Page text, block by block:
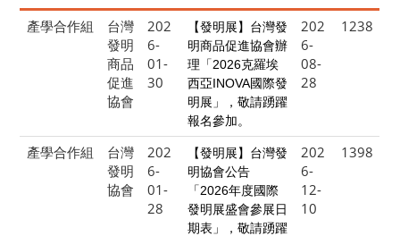
產學合作組
台灣
發明
商品
促進
協會
202
6-
01-
30
【發明展】台灣發
明商品促進協會辦
理「2026克羅埃
西亞INOVA國際發
明展」，敬請踴躍
報名參加。
202
6-
08-
28
1238
產學合作組
台灣
發明
協會
202
6-
01-
28
【發明展】台灣發
明協會公告
「2026年度國際
發明展盛會參展日
期表」，敬請踴躍
202
6-
12-
10
1398